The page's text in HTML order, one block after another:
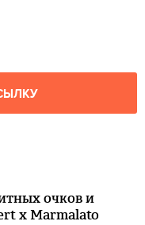
очков и
x Marmalato